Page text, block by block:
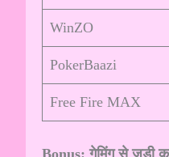
WinZO
PokerBaazi
Free Fire MAX